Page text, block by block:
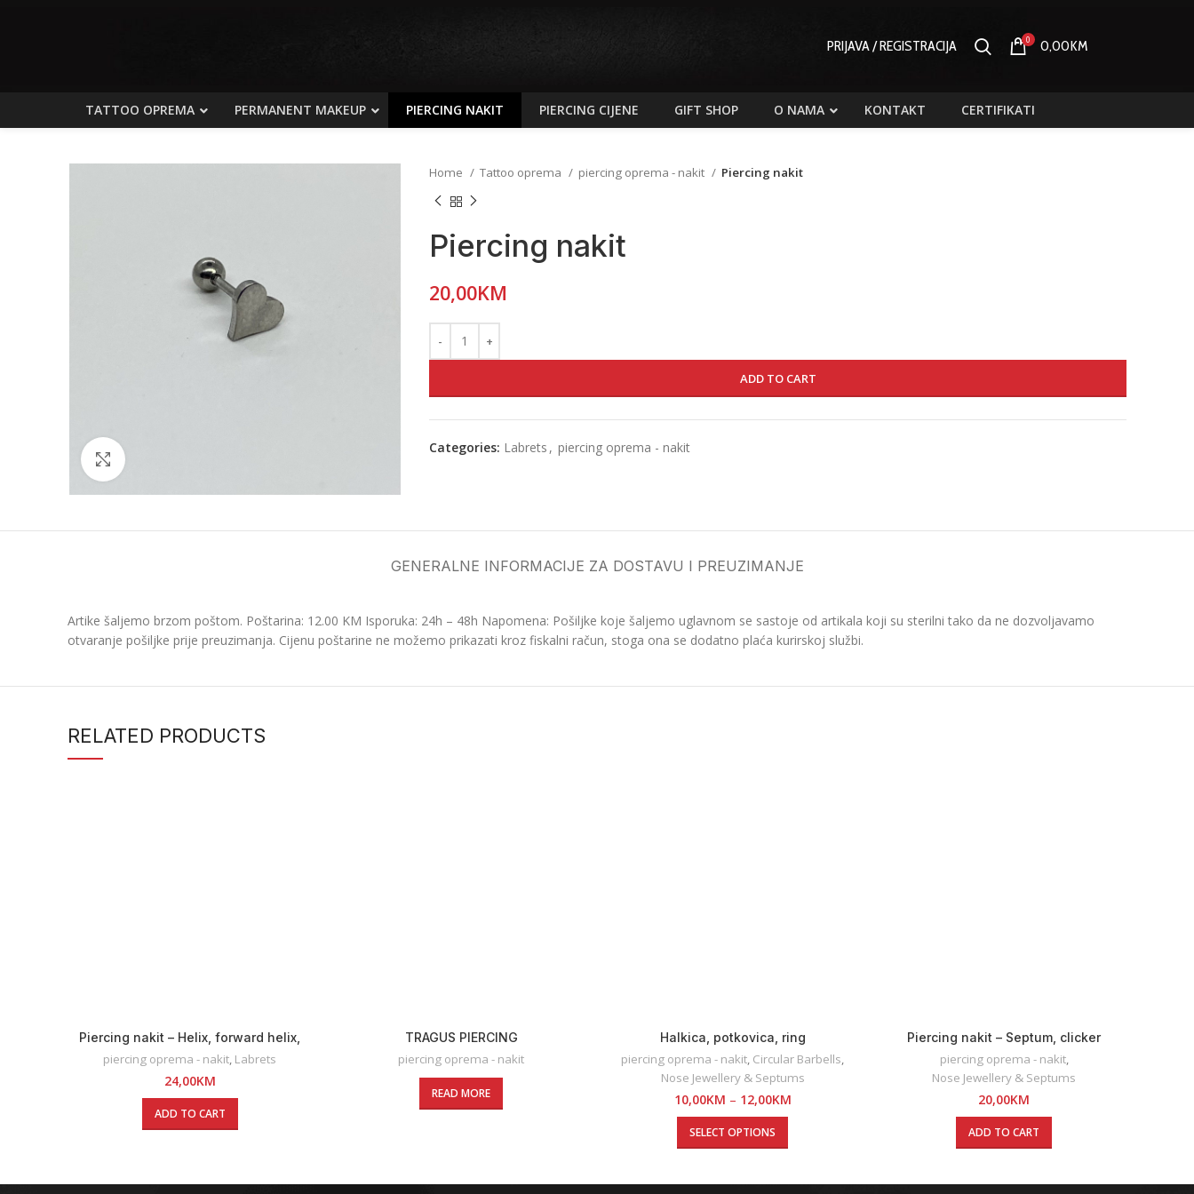
PRIJAVA / REGISTRACIJA 0 0,00KM
TATTOO OPREMA PERMANENT MAKEUP PIERCING NAKIT PIERCING CIJENE GIFT SHOP O NAMA KONTAKT CERTIFIKATI
Home Tattoo oprema piercing oprema - nakit Piercing nakit
Piercing nakit
20,00KM
ADD TO CART
Categories: Labrets , piercing oprema - nakit
GENERALNE INFORMACIJE ZA DOSTAVU I PREUZIMANJE
Artike šaljemo brzom poštom. Poštarina: 12.00 KM Isporuka: 24h – 48h Napomena: Pošiljke koje šaljemo uglavnom se sastoje od artikala koji su sterilni tako da ne dozvoljavamo
otvaranje pošiljke prije preuzimanja. Cijenu poštarine ne možemo prikazati kroz fiskalni račun, stoga ona se dodatno plaća kurirskoj službi.
RELATED PRODUCTS
Piercing nakit – Helix, forward helix,
lobe, flat
piercing oprema - nakit, Labrets
24,00KM
ADD TO CART
TRAGUS PIERCING
piercing oprema - nakit
READ MORE
Halkica, potkovica, ring
piercing oprema - nakit, Circular Barbells,
Nose Jewellery & Septums
10,00KM – 12,00KM
SELECT OPTIONS
Piercing nakit – Septum, clicker
piercing oprema - nakit,
Nose Jewellery & Septums
20,00KM
ADD TO CART